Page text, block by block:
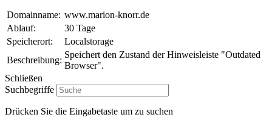
Domainname: www.marion-knorr.de
Ablauf:
30 Tage
Speicherort:
Localstorage
Beschreibung:
Speichert den Zustand der Hinweisleiste "Outdated
Browser".
Schließen
Suchbegriffe
Drücken Sie die Eingabetaste um zu suchen